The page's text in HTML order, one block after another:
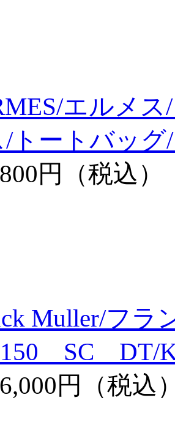
エルメ
/トートバッ
円（税込）
Muller/フラ
SC DT/
円（税込